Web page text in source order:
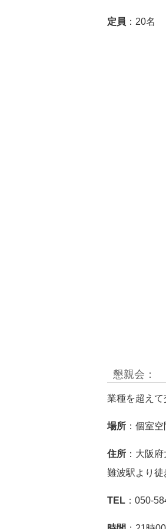
定員 ：20名
懇親会：
業種を超え
場所 ：個室
住所 ：大阪
難波駅より徒
TEL ：050-